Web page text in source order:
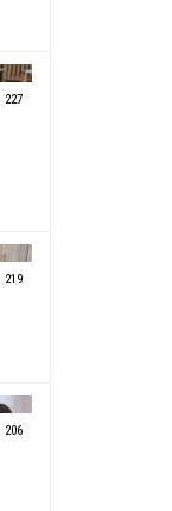
227
219
206